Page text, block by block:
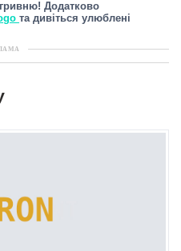
Додатково
та дивіться улюблені